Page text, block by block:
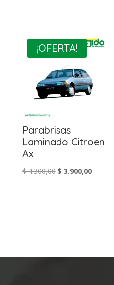
¡OFERTA!
Parabrisas
Laminado Citroen
Ax
$4.300,00 El
$ 3.900,00El